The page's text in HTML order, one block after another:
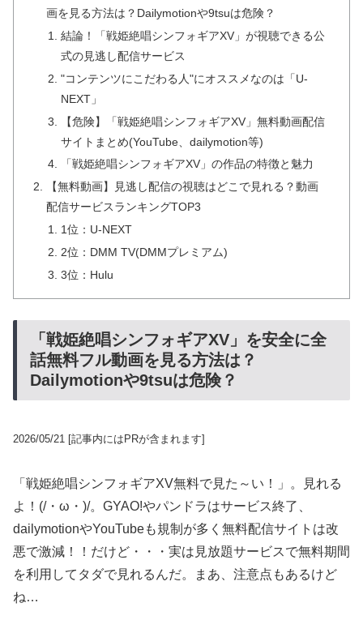
画を見る方法は？Dailymotionや9tsuは危険？
結論！「戦姫絶唱シンフォギアXV」が視聴できる公
式の見逃し配信サービス
"コンテンツにこだわる人"にオススメなのは「U-
NEXT」
【危険】「戦姫絶唱シンフォギアXV」無料動画配信
サイトまとめ(YouTube、dailymotion等)
「戦姫絶唱シンフォギアXV」の作品の特徴と魅力
【無料動画】見逃し配信の視聴はどこで見れる？動画
配信サービスランキングTOP3
1位：U-NEXT
2位：DMM TV(DMMプレミアム)
3位：Hulu
「戦姫絶唱シンフォギアXV」を安全に全
話無料フル動画を見る方法は？
Dailymotionや9tsuは危険？
2026/05/21 [記事内にはPRが含まれます]
「戦姫絶唱シンフォギアXV無料で見た～い！」。見れる
よ！(/・ω・)/。GYAO!やパンドラはサービス終了、
dailymotionやYouTubeも規制が多く無料配信サイトは改
悪で激減！！だけど・・・実は見放題サービスで無料期間
を利用してタダで見れるんだ。まあ、注意点もあるけど
ね…